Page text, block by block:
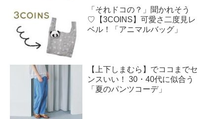
「それドコの？」聞かれそう
♡【3COINS】可愛さ二度見レ
ベル！「アニマルバッグ」
【上下しまむら】でココまでセ
ンスいい！ 30・40代に似合う
「夏のパンツコーデ」